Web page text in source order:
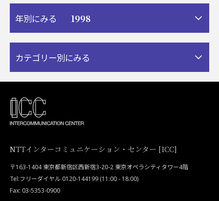
年別にみる 1998
カテゴリー別にみる
NTTインターコミュニケーション・センター [ICC]
〒163-1404 東京都新宿区西新宿3-20-2 東京オペラシティタワー4階
Tel:フリーダイヤル 0120-144199 (11:00 - 18:00)
Fax: 03-5353-0900